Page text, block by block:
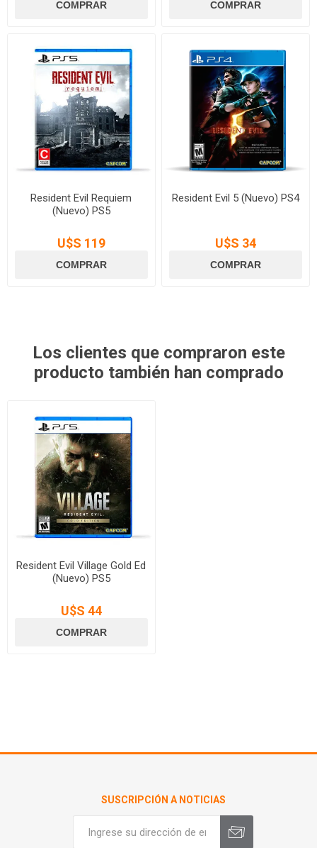
Resident Evil Requiem
(Nuevo) PS5
U$S 119
Resident Evil 5 (Nuevo) PS4
U$S 34
Los clientes que compraron este
producto también han comprado
Resident Evil Village Gold Ed
(Nuevo) PS5
U$S 44
SUSCRIPCIÓN A NOTICIAS